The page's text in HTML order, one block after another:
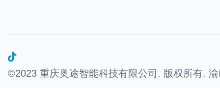
©2023 重庆奥途智能科技有限公司. 版权所有.